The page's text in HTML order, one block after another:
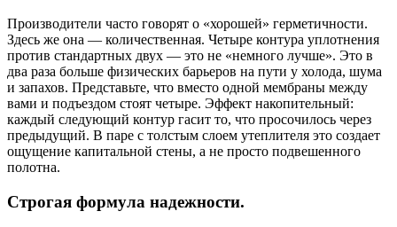
Производители часто говорят о «хорошей» герметичности.
Здесь же она — количественная. Четыре контура уплотнения
против стандартных двух — это не «немного лучше». Это в
два раза больше физических барьеров на пути у холода, шума
и запахов. Представьте, что вместо одной мембраны между
вами и подъездом стоят четыре. Эффект накопительный:
каждый следующий контур гасит то, что просочилось через
предыдущий. В паре с толстым слоем утеплителя это создает
ощущение капитальной стены, а не просто подвешенного
полотна.
Строгая формула надежности.